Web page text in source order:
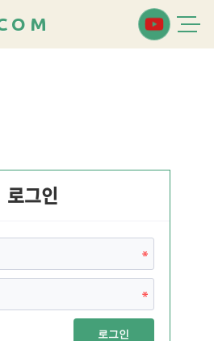
O M
로그인
로그인